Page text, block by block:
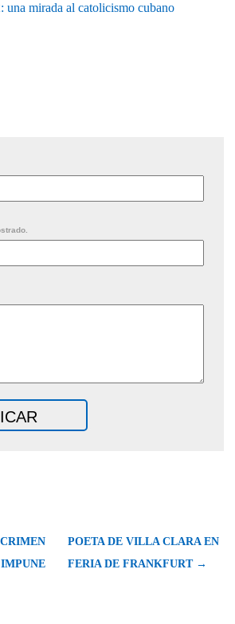
una mirada al catolicismo cubano
IMPUNE
POETA DE VILLA CLARA EN
FERIA DE FRANKFURT →